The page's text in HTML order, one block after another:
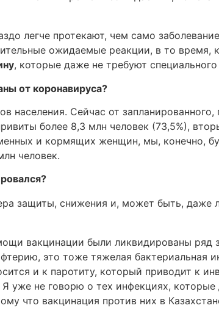
легче протекают, чем само
ожидаемые реакции, в то время,
, которые даже не требуют специального
от коронавируса?
населения. Сейчас от
более 8,3 млн человек (73,5%),
и кормящих женщин, мы, конечно,
человек.
защиты, снижения и, может быть, даже
вакцинации были ликвидированы ряд
это тоже тяжелая бактериальная
и к паротиту, который приводит к
уже не говорю о тех инфекциях, которые
что вакцинация против них в